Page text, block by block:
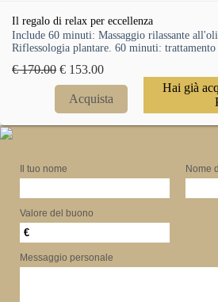
Il regalo di relax per eccellenza
Include 60 minuti: Massaggio rilassante
Riflessologia plantare. 60 minuti: trattamento
€ 170.00 € 153.00
Acquista
Hai già
Il tuo nome Nome
Valore del buono
€
Messaggio personale